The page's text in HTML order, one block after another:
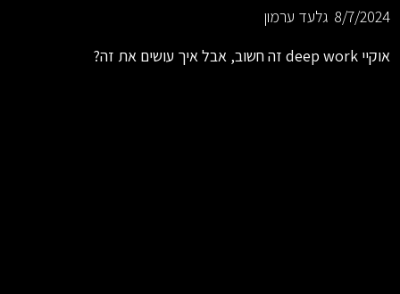
8/7/2024 גלעד ערמון
אוקיי deep work זה חשוב, אבל איך עושים את זה?